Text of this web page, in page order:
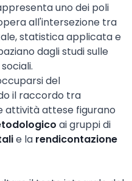
uno dei poli
all'intersezione tra
statistica applicata e
dagli studi sulle
del
il raccordo tra
attività attese figurano
ai gruppi di
e la rendicontazione